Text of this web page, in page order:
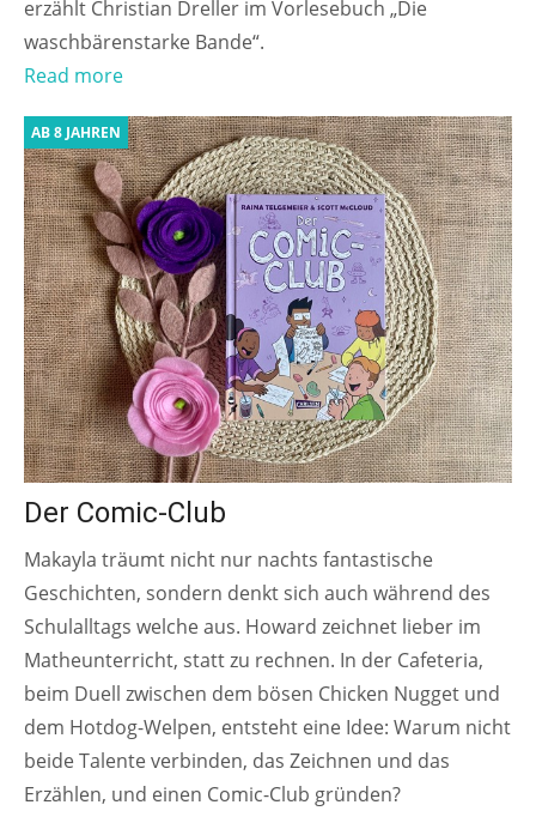
erzählt Christian Dreller im Vorlesebuch „Die
waschbärenstarke Bande“.
Read more
AB 8 JAHREN
Der Comic-Club
Makayla träumt nicht nur nachts fantastische
Geschichten, sondern denkt sich auch während des
Schulalltags welche aus. Howard zeichnet lieber im
Matheunterricht, statt zu rechnen. In der Cafeteria,
beim Duell zwischen dem bösen Chicken Nugget und
dem Hotdog-Welpen, entsteht eine Idee: Warum nicht
beide Talente verbinden, das Zeichnen und das
Erzählen, und einen Comic-Club gründen?